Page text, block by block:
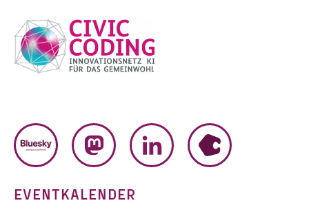
BLUESKYMASTODONLINKEDINHUMHUB
EVENTKALENDER